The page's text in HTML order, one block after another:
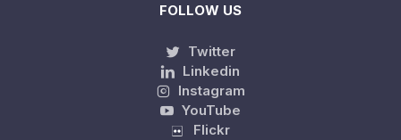
FOLLOW US
Twitter
Linkedin
Instagram
YouTube
Flickr